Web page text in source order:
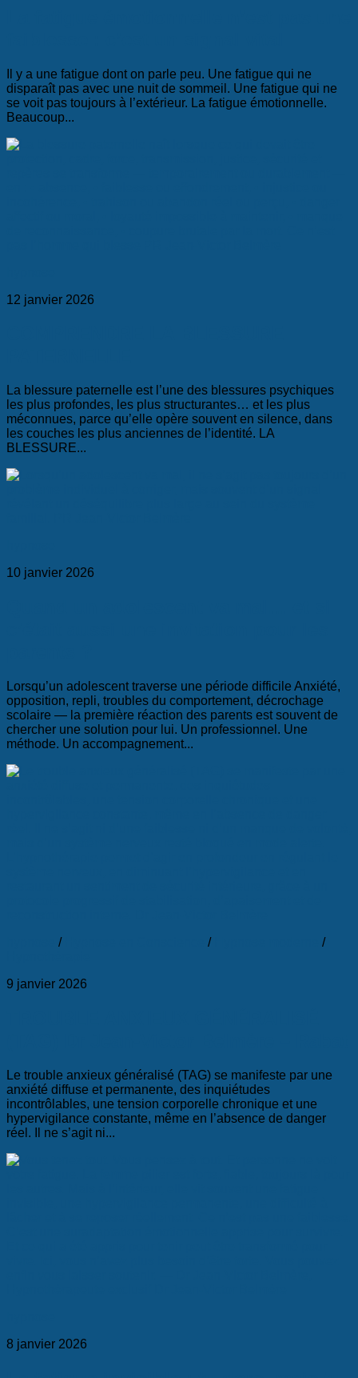
Il y a une fatigue dont on parle peu. Une fatigue qui ne
disparaît pas avec une nuit de sommeil. Une fatigue qui ne
se voit pas toujours à l’extérieur. La fatigue émotionnelle.
Beaucoup...
12 janvier 2026
La blessure paternelle est l’une des blessures psychiques
les plus profondes, les plus structurantes… et les plus
méconnues, parce qu’elle opère souvent en silence, dans
les couches les plus anciennes de l’identité. LA
BLESSURE...
10 janvier 2026
Lorsqu’un adolescent traverse une période difficile Anxiété,
opposition, repli, troubles du comportement, décrochage
scolaire — la première réaction des parents est souvent de
chercher une solution pour lui. Un professionnel. Une
méthode. Un accompagnement...
/ /
/
9 janvier 2026
Le trouble anxieux généralisé (TAG) se manifeste par une
anxiété diffuse et permanente, des inquiétudes
incontrôlables, une tension corporelle chronique et une
hypervigilance constante, même en l’absence de danger
réel. Il ne s’agit ni...
8 janvier 2026